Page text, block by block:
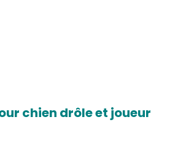
chien drôle et joueur